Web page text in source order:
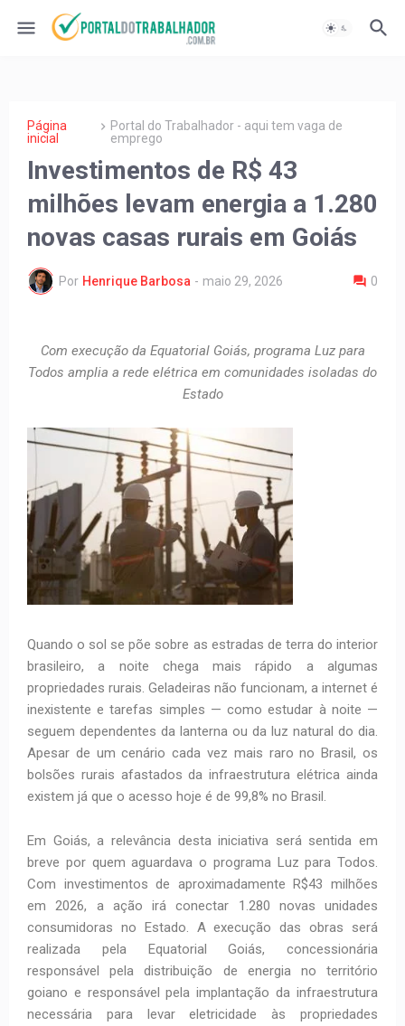
Página
inicial
Portal do Trabalhador - aqui tem vaga de
emprego
Investimentos de R$ 43
milhões levam energia a 1.280
novas casas rurais em Goiás
Por Henrique Barbosa - maio 29, 2026 0
Com execução da Equatorial Goiás, programa Luz para
Todos amplia a rede elétrica em comunidades isoladas do
Estado
Quando o sol se põe sobre as estradas de terra do interior
brasileiro, a noite chega mais rápido a algumas
propriedades rurais. Geladeiras não funcionam, a internet é
inexistente e tarefas simples — como estudar à noite —
seguem dependentes da lanterna ou da luz natural do dia.
Apesar de um cenário cada vez mais raro no Brasil, os
bolsões rurais afastados da infraestrutura elétrica ainda
existem já que o acesso hoje é de 99,8% no Brasil.
Em Goiás, a relevância desta iniciativa será sentida em
breve por quem aguardava o programa Luz para Todos.
Com investimentos de aproximadamente R$43 milhões
em 2026, a ação irá conectar 1.280 novas unidades
consumidoras no Estado. A execução das obras será
realizada pela Equatorial Goiás, concessionária
responsável pela distribuição de energia no território
goiano e responsável pela implantação da infraestrutura
necessária para levar eletricidade às propriedades